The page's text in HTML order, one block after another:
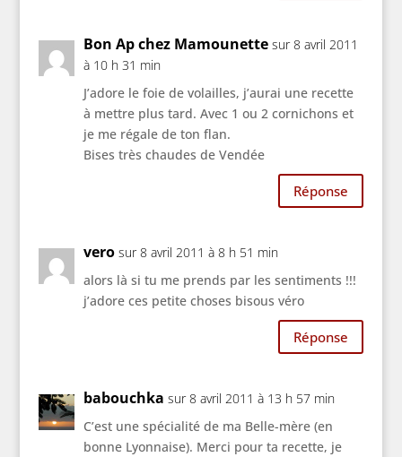
Bon Ap chez Mamounette sur 8 avril 2011
à 10 h 31 min
J’adore le foie de volailles, j’aurai une recette
à mettre plus tard. Avec 1 ou 2 cornichons et
je me régale de ton flan.
Bises très chaudes de Vendée
Réponse
vero sur 8 avril 2011 à 8 h 51 min
alors là si tu me prends par les sentiments !!!
j’adore ces petite choses bisous véro
Réponse
babouchka sur 8 avril 2011 à 13 h 57 min
C’est une spécialité de ma Belle-mère (en
bonne Lyonnaise). Merci pour ta recette, je